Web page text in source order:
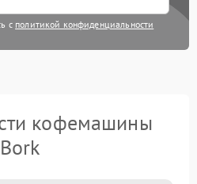
с политикой конфиденциальности
кофемашины
Bork